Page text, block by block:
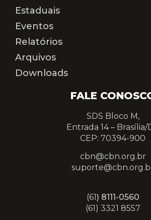
FALE
SDS Bloco M,
Entrada 14 – Brasília/
CEP: 70394-900
cbn@cbn.org.br
(61) 8111-0560
(61) 3321 8557
Estaduais
Eventos
Relatórios
Arquivos
Downloads